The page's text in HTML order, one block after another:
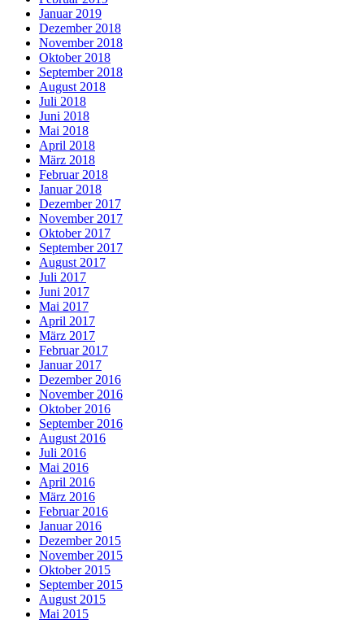
Januar 2019
Dezember 2018
November 2018
Oktober 2018
September 2018
August 2018
Juli 2018
Juni 2018
Mai 2018
April 2018
März 2018
Februar 2018
Januar 2018
Dezember 2017
November 2017
Oktober 2017
September 2017
August 2017
Juli 2017
Juni 2017
Mai 2017
April 2017
März 2017
Februar 2017
Januar 2017
Dezember 2016
November 2016
Oktober 2016
September 2016
August 2016
Juli 2016
Mai 2016
April 2016
März 2016
Februar 2016
Januar 2016
Dezember 2015
November 2015
Oktober 2015
September 2015
August 2015
Mai 2015